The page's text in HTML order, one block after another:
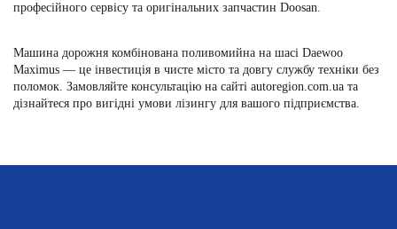
професійного сервісу та оригінальних запчастин Doosan.
Машина дорожня комбінована поливомийна на шасі Daewoo
Maximus — це інвестиція в чисте місто та довгу службу техніки без
поломок. Замовляйте консультацію на сайті autoregion.com.ua та
дізнайтеся про вигідні умови лізингу для вашого підприємства.